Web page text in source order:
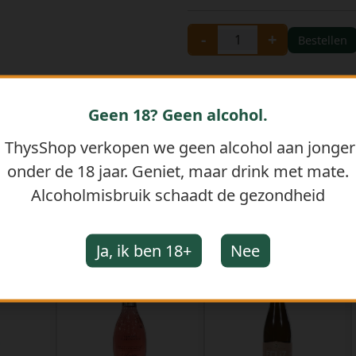
- + Bestellen
GERELATEERDE PRODUCTEN
Geen 18? Geen alcohol.
ThysShop verkopen we geen alcohol aan
onder de 18 jaar. Geniet, maar drink met mate.
Alcoholmisbruik schaadt de gezondheid
Ja, ik ben 18+ Nee